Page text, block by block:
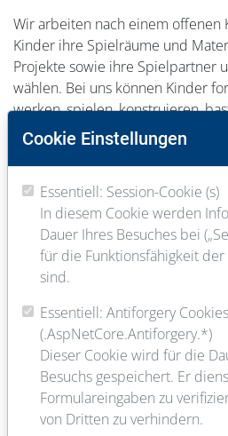
Wir arbeiten nach einem offenen
Kinder ihre Spielräume und
Projekte sowie ihre Spielpartner
wählen. Bei uns können Kinder
werken, spielen, konstruieren,
malen, entdecken, sich
Wir unternehmen kleine
des Schülerladens: Park,
und vieles mehr.
Ein Schwerpunkt unserer Arbeit
der ganzen Familie mit ihren
Ressourcen in unsere Arbeit.
Eltern sind bei uns jederzeit
Thomas-Mann-Straße 6 b, 1.
Cookie Einstellungen
Essentiell: Session-Cookie (s)
In diesem Cookie werden
Dauer Ihres Besuches bei
für die Funktionsfähigkeit
sind.
Essentiell: Antiforgery Cookies
(.AspNetCore.Antiforgery.*)
Dieser Cookie wird für die
Besuchs gespeichert. Er
Formulareingaben zu
von Dritten zu verhindern.